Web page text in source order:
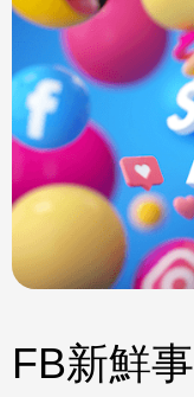
FB新鮮事